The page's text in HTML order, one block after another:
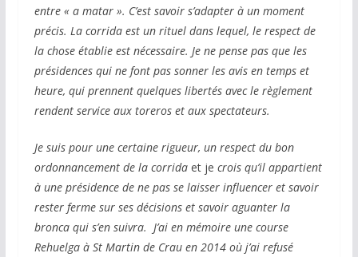
entre « a matar ». C’est savoir s’adapter à un moment
précis. La corrida est un rituel dans lequel, le respect de
la chose établie est nécessaire. Je ne pense pas que les
présidences qui ne font pas sonner les avis en temps et
heure, qui prennent quelques libertés avec le règlement
rendent service aux toreros et aux spectateurs.
Je suis pour une certaine rigueur, un respect du bon
ordonnancement de la corridaet je crois qu’il appartient
à une présidence de ne pas se laisser influencer et savoir
rester ferme sur ses décisions et savoir aguanter la
bronca qui s’en suivra. J’ai en mémoire une course
Rehuelga à St Martin de Crau en 2014 où j’ai refusé